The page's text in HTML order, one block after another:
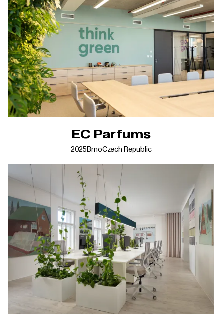
EC Parfums
2025BrnoCzech Republic